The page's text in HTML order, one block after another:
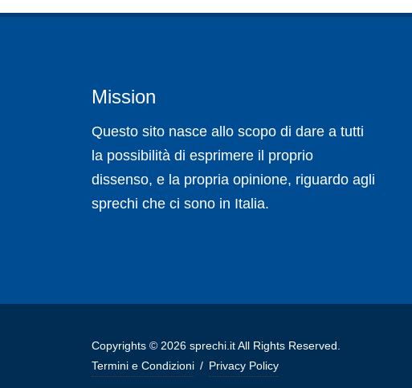
Mission
Questo sito nasce allo scopo di dare a tutti
la possibilità di esprimere il proprio
dissenso, e la propria opinione, riguardo agli
sprechi che ci sono in Italia.
Copyrights © 2026 sprechi.it All Rights Reserved.
Termini e Condizioni / Privacy Policy